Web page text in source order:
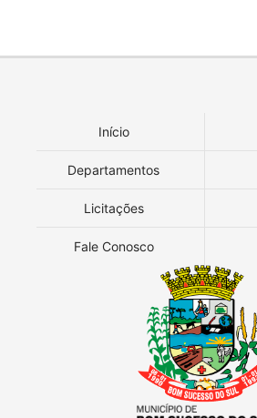
Início
Departamentos
Licitações
Fale Conosco